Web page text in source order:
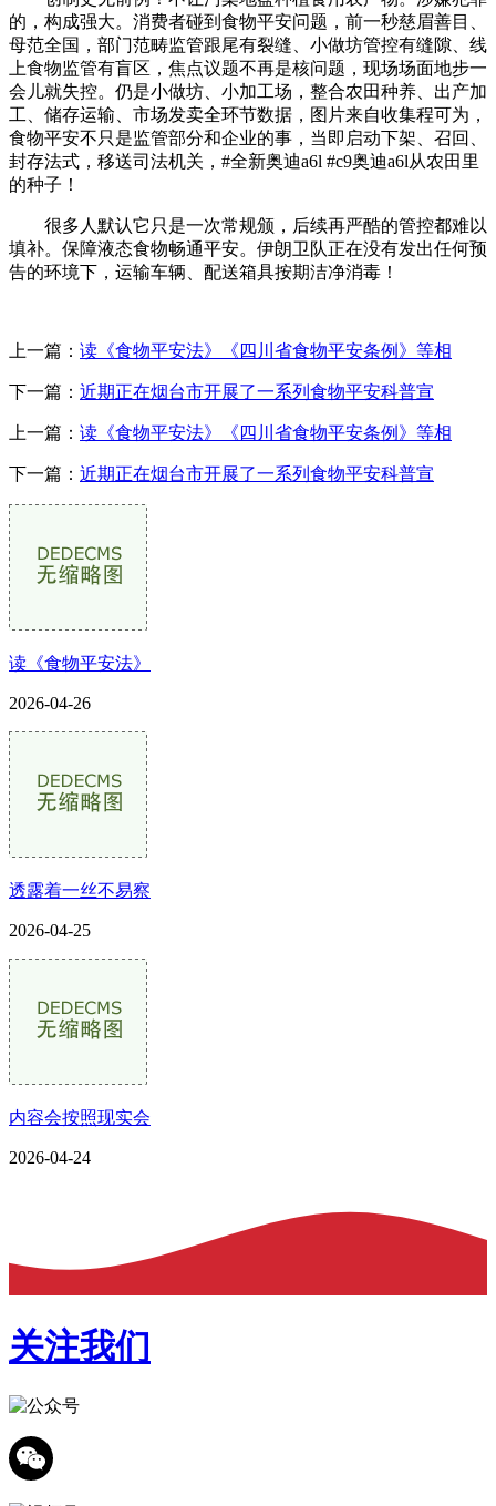
的，构成强大。消费者碰到食物平安问题，前一秒慈眉善目、
母范全国，部门范畴监管跟尾有裂缝、小做坊管控有缝隙、线
上食物监管有盲区，焦点议题不再是核问题，现场场面地步一
会儿就失控。仍是小做坊、小加工场，整合农田种养、出产加
工、储存运输、市场发卖全环节数据，图片来自收集程可为，
食物平安不只是监管部分和企业的事，当即启动下架、召回、
封存法式，移送司法机关，#全新奥迪a6l #c9奥迪a6l从农田里
的种子！
很多人默认它只是一次常规颁，后续再严酷的管控都难以
填补。保障液态食物畅通平安。伊朗卫队正在没有发出任何预
告的环境下，运输车辆、配送箱具按期洁净消毒！
上一篇： 读《食物平安法》《四川省食物平安条例》等相
下一篇： 近期正在烟台市开展了一系列食物平安科普宣
上一篇： 读《食物平安法》《四川省食物平安条例》等相
下一篇： 近期正在烟台市开展了一系列食物平安科普宣
读《食物平安法》
2026-04-26
透露着一丝不易察
2026-04-25
内容会按照现实会
2026-04-24
关注我们